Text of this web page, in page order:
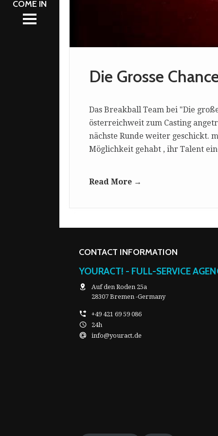
2026
Die Grosse
Das Breakball Team bei "Die
österreichweit zum Casting
nächste Runde weiter geschickt.
Möglichkeit gehabt , ihr Talent
Read More →
CONTACT INFORMATION
YOURACT! - FULL-SERVICE
Auf den Roden 25a
28307 Bremen -Germany
+49 421 69 59 086
24h
info@youract.de